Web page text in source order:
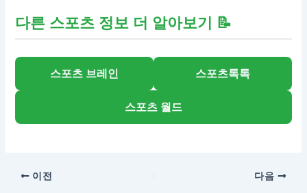
다른 스포츠 정보 더 알아보기 📝
스포츠 브레인 스포츠톡톡
스포츠 월드
이전 다음